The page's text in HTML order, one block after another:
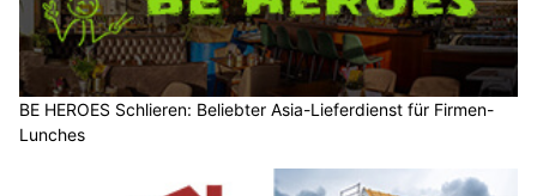
BE HEROES Schlieren: Beliebter Asia-Lieferdienst für Firmen-
Lunches